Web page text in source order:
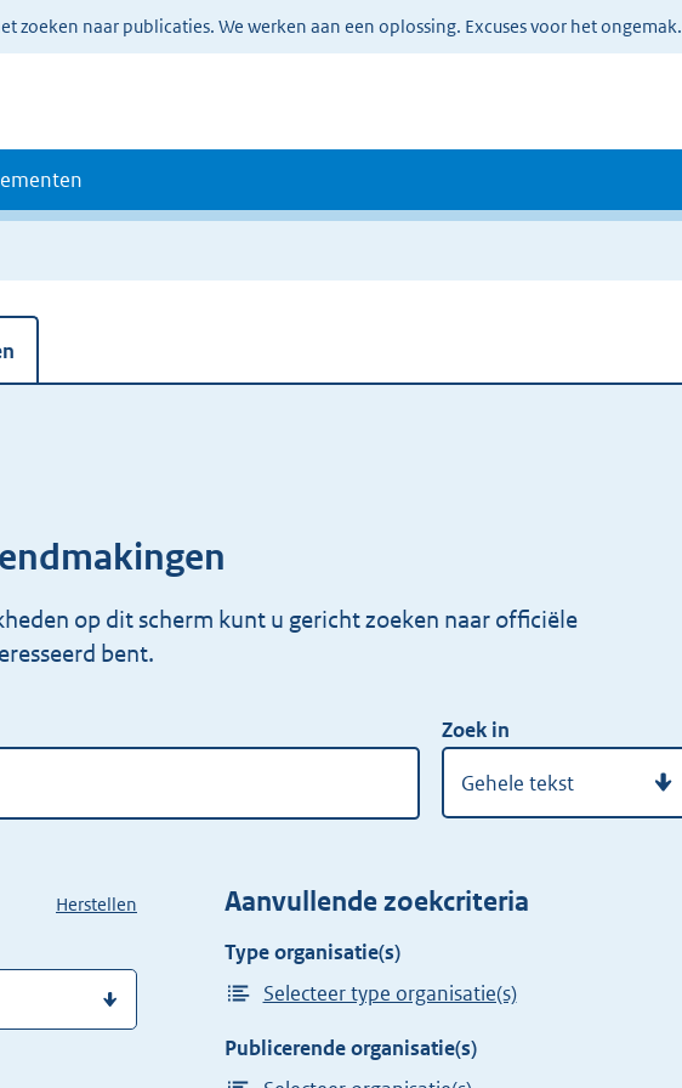
zoeken naar publicaties. We werken aan een oplossing. Excuses voor het ongemak.
op dit scherm kunt u gericht zoeken naar officiële
bent.
Zoek in
Herstellen Aanvullende zoekcriteria
Type organisatie(s)
Selecteer type organisatie(s)
Publicerende organisatie(s)